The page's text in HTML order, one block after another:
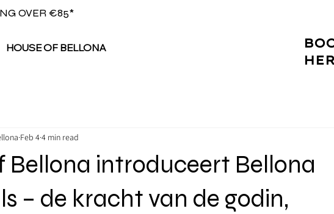
OVER €85*
HOUSE OF BELLONA
Bellona introduceert Bellona
– de kracht van de godin,
Feb 44 min read